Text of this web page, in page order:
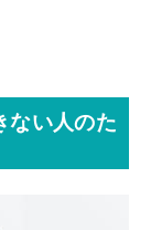
ない人のた